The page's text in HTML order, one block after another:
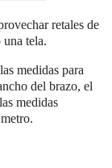
retales de
tela.
medidas para
del brazo, el
medidas